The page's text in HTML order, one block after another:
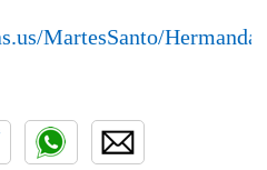
MartesSanto/